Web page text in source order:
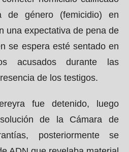
de género (femicidio) en
una expectativa de pena de
se espera esté sentado en
acusados durante las
de los testigos.
fue detenido, luego
de la Cámara de
posteriormente se